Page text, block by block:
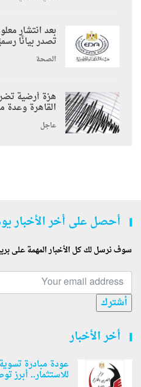
بعد انتشار
تصدر بيانًا
الصحة
هزة أرضية
القاهرة
عاجل
أحصل على أخر الأخبار
سوف نرسل لك كل الأخبار المهمة على
أشترك
أخر الأخبار
عودة مبادرة
للاستثمار.. أبرز